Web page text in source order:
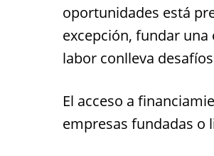
oportunidades está
excepción, fundar una
labor conlleva
El acceso a
empresas fundadas o